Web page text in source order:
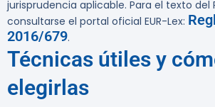
jurisprudencia aplicable. Para el texto del
consultarse el portal oficial EUR-Lex:
2016/679.
Técnicas útiles y
elegirlas